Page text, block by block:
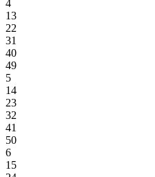
4
13
22
31
40
49
5
14
23
32
41
50
6
15